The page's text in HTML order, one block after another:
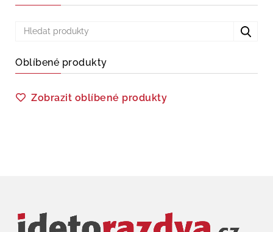
Oblíbené produkty
Zobrazit oblíbené produkty